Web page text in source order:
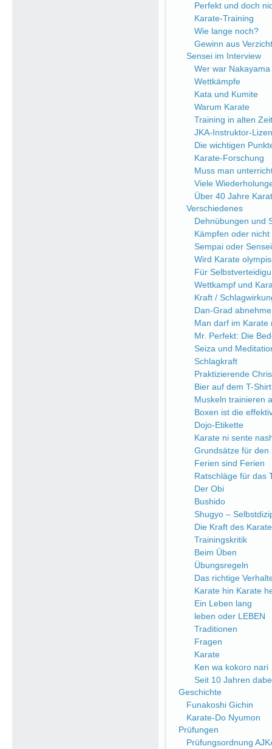
Perfekt und doch
Karate-Training
Wie lange noch?
Gewinn aus Verzicht
Sensei im Interview
Wer war
Wettkämpfe
Kata und Kumite
Warum Karate
Training in alten
JKA-Instruktor-
Die wichtigen
Karate-Forschung
Muss man
Viele
Über 40 Jahre
Verschiedenes
Dehnübungen und
Kämpfen oder
Sempai oder Sensei
Wird Karate
Für
Wettkampf und
Kraft /
Dan-Grad
Man darf im Karate
Mr. Perfekt: Die
Seiza und
Schlagkraft
Praktizierende
Bier auf dem T-Shirt
Muskeln trainieren
Boxen ist die
Dojo-Etikette
Karate ni sente
Grundsätze für den
Ferien sind Ferien
Ratschläge für das
Der Obi
Bushido
Shugyo –
Die Kraft des Karate
Trainingskritik
Beim Üben
Übungsregeln
Das richtige
Karate hin Karate
Ein Leben lang
leben oder LEBEN
Traditionen
Fragen
Karate
Ken wa kokoro nari
Seit 10 Jahren
Geschichte
Funakoshi Gichin
Karate-Do Nyumon
Prüfungen
Prüfungsordnung